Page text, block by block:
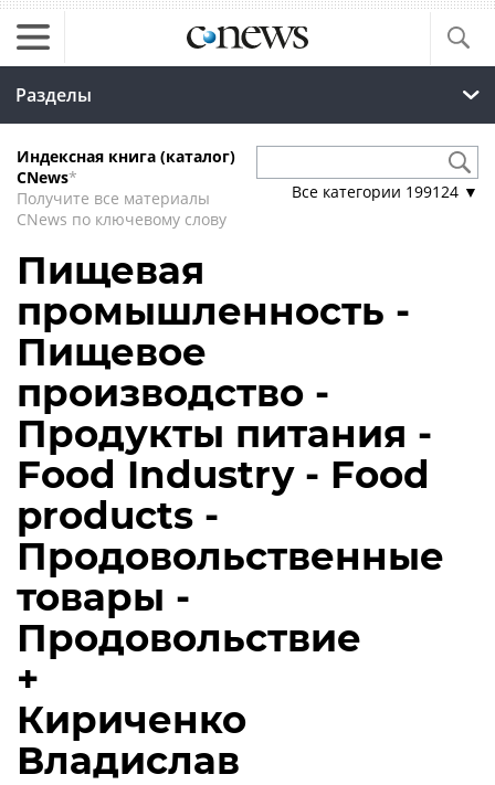
Разделы
Индексная книга (каталог)
CNews*
Получите все материалы
CNews по ключевому слову
Все категории 199124 ▼
Пищевая
промышленность -
Пищевое
производство -
Продукты питания -
Food Industry - Food
products -
Продовольственные
товары -
Продовольствие
+
Кириченко
Владислав